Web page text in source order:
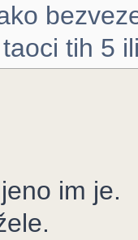
tih 5
im je.